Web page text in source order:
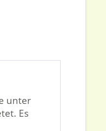
unter
Es